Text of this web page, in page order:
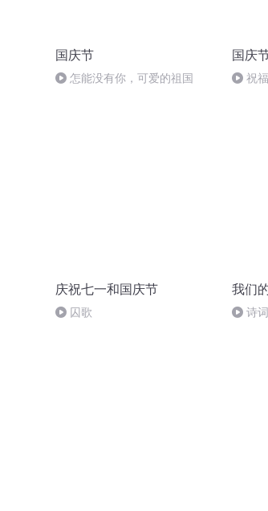
国庆节
怎能没有你，可爱的祖国
国庆
祝
庆祝七一和国庆节
囚歌
我们
诗